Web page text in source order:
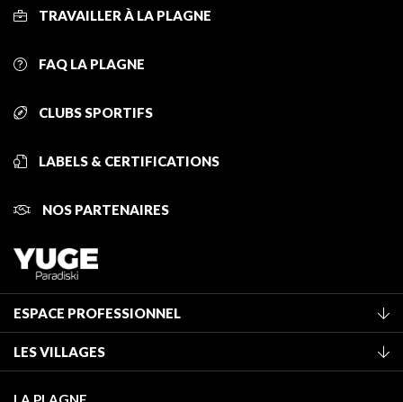
TRAVAILLER À LA PLAGNE
FAQ LA PLAGNE
CLUBS SPORTIFS
LABELS & CERTIFICATIONS
NOS PARTENAIRES
ESPACE PROFESSIONNEL
Classement des meublés
Taxe de séjour
LES VILLAGES